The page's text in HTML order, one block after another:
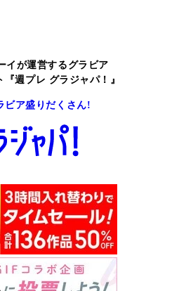
イが運営するグラビア
『週プレ グラジャパ！』
ビア盛りだくさん!